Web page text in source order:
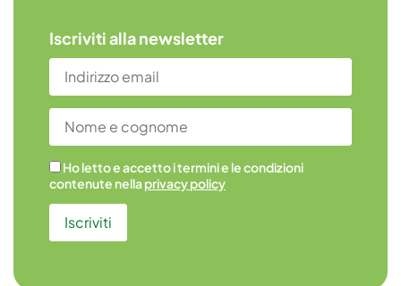
Iscriviti alla newsletter
Ho letto e accetto i termini e le condizioni
contenute nellaprivacy policy